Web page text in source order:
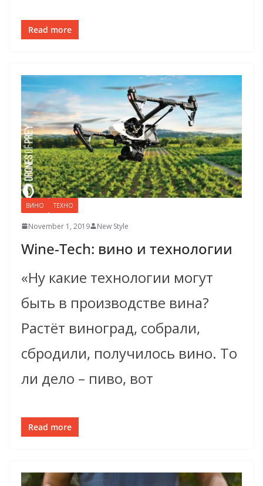
Read more
ВИНО ТЕХНО
November 1, 2019 New Style
Wine-Tech: вино и технологии
«Ну какие технологии могут
быть в производстве вина?
Растёт виноград, собрали,
сбродили, получилось вино. То
ли дело – пиво, вот
Read more